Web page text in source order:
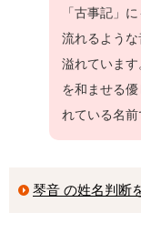
「古事記」
流れるよう
溢れていま
を和ませる
れている名前
琴音 の姓名判断